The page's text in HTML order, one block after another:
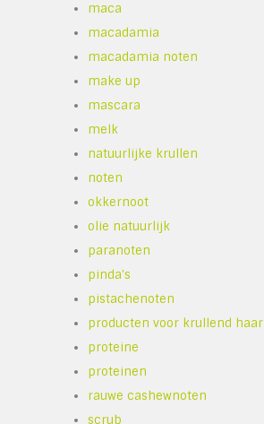
maca
macadamia
macadamia noten
make up
mascara
melk
natuurlijke krullen
noten
okkernoot
olie natuurlijk
paranoten
pinda's
pistachenoten
producten voor krullend haar
proteine
proteinen
rauwe cashewnoten
scrub